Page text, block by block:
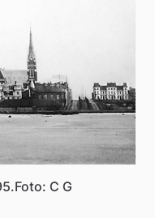
C G